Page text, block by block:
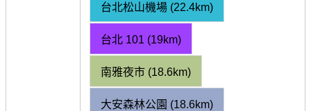
台北松山機場 (22.4km)
台北 101 (19km)
南雅夜市 (18.6km)
大安森林公園 (18.6km)